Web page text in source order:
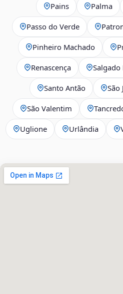
Pains Palma
Passo do Verde
Pinheiro Machado
Renascença Salgado
Santo Antão São
São Valentim
Uglione Urlândia